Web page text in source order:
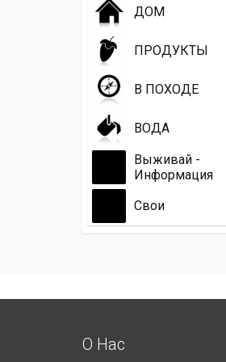
ДОМ
ПРОДУКТЫ
В ПОХОДЕ
ВОДА
Выживай -
Информация
Свои
О Нас